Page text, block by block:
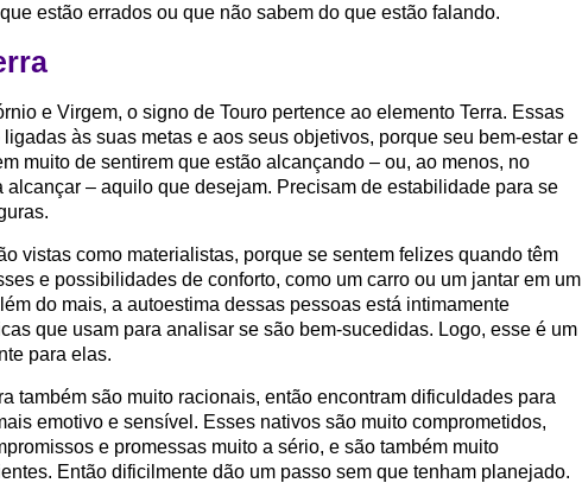
estão errados ou que não sabem do que estão falando.
e Virgem, o signo de Touro pertence ao elemento Terra. Essas
às suas metas e aos seus objetivos, porque seu bem-estar e
muito de sentirem que estão alcançando – ou, ao menos, no
alcançar – aquilo que desejam. Precisam de estabilidade para se
vistas como materialistas, porque se sentem felizes quando têm
e possibilidades de conforto, como um carro ou um jantar em um
do mais, a autoestima dessas pessoas está intimamente
que usam para analisar se são bem-sucedidas. Logo, esse é um
para elas.
também são muito racionais, então encontram dificuldades para
emotivo e sensível. Esses nativos são muito comprometidos,
e promessas muito a sério, e são também muito
Então dificilmente dão um passo sem que tenham planejado.